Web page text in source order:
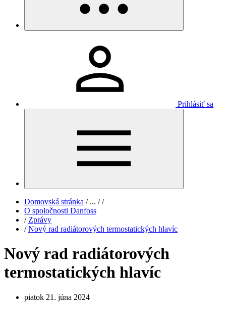
Prihlásiť sa
Domovská stránka /... / /
O spoločnosti Danfoss
/ Zprávy
/ Nový rad radiátorových termostatických hlavíc
Nový rad radiátorových
termostatických hlavíc
piatok 21. júna 2024